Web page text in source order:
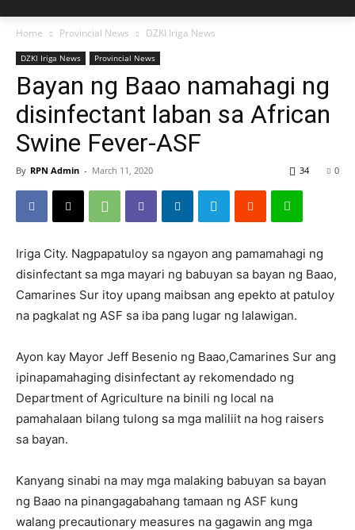
Home Provincial News DZKI Iriga News
DZKI Iriga News Provincial News
Bayan ng Baao namahagi ng
disinfectant laban sa African
Swine Fever-ASF
By RPN Admin - March 11, 2020 0
34
Iriga City. Nagpapatuloy sa ngayon ang pamamahagi ng
disinfectant sa mga mayari ng babuyan sa bayan ng Baao,
Camarines Sur itoy upang maibsan ang epekto at patuloy
na pagkalat ng ASF sa iba pang lugar ng lalawigan.
Ayon kay Mayor Jeff Besenio ng Baao,Camarines Sur ang
ipinapamahaging disinfectant ay rekomendado ng
Department of Agriculture na binili ng local na
pamahalaan bilang tulong sa mga maliliit na hog raisers
sa bayan.
Kanyang sinabi na may mga malaking babuyan sa bayan
ng Baao na pinangagabahang tamaan ng ASF kung
walang precautionary measures na gagawin ang mga